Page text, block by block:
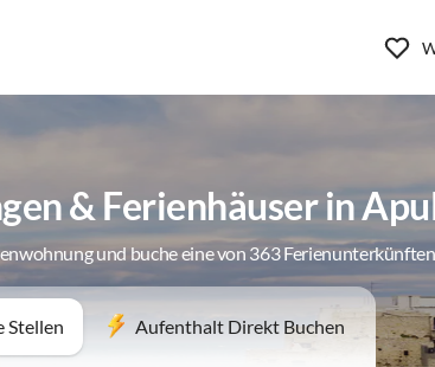
& Ferienhäuser in
und buche eine von 363 Ferienunterkünften
Stellen Aufenthalt Direkt Buchen